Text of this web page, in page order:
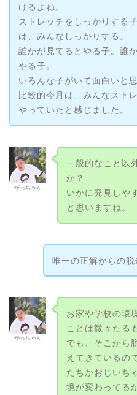
けるよね。
ストレッチをしっかりする
は、みんなしっかりする。
誰かが見てるとやる子。誰
やる子。
いろんな子がいて面白いと思
比較的今月は、みんなスト
やっていたと感じました。
がっちゃん
一般的なこと以
か？
いかに発見しや
と思いますね。
唯一の正解からの脱
がっちゃん
お家や学校の環
ことは微々たる
でも、そこから
えてきているの
たちがおじいち
境が変わってる